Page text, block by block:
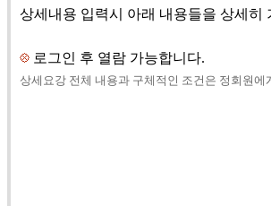
상세내용 입력시 아래 내용들을 상세히
로그인 후 열람 가능합니다.
상세요강 전체 내용과 구체적인 조건은 정회원에